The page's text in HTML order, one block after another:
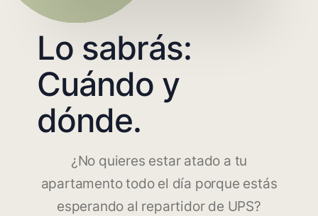
Lo sabrás:
Cuándo y
dónde.
¿No quieres estar atado a tu
apartamento todo el día porque estás
esperando al repartidor de UPS?